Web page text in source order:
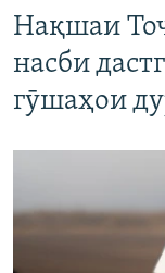
Нақшаи
насби
гӯшаҳои